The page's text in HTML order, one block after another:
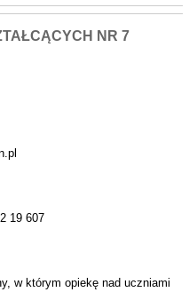
NR 7
19 607
w którym opiekę nad uczniami